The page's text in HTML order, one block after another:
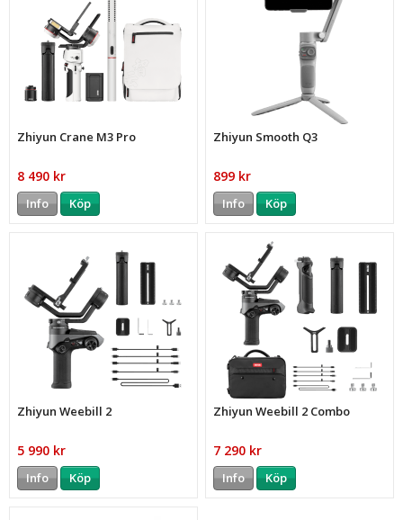
Zhiyun Crane M3 Pro
8 490 kr
Info Köp
Zhiyun Smooth Q3
899 kr
Info Köp
Zhiyun Weebill 2
5 990 kr
Info Köp
Zhiyun Weebill 2 Combo
7 290 kr
Info Köp